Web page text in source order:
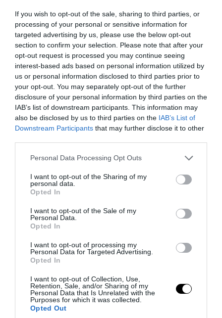
If you wish to opt-out of the sale, sharing to third parties, or
processing of your personal or sensitive information for
targeted advertising by us, please use the below opt-out
section to confirm your selection. Please note that after your
opt-out request is processed you may continue seeing
interest-based ads based on personal information utilized by
us or personal information disclosed to third parties prior to
your opt-out. You may separately opt-out of the further
disclosure of your personal information by third parties on the
IAB’s list of downstream participants. This information may
also be disclosed by us to third parties on the IAB’s List of
Downstream Participants that may further disclose it to other
Please note that this website/app uses one or more Google
not limited to your visit or usage behaviour. You may click to
grant or deny consent to Google and its third-party tags to
use your data for below specified purposes in below Google
consent section.
Personal Data Processing Opt Outs
I want to opt-out of the Sharing of my
personal data.
Opted In
I want to opt-out of the Sale of my
Personal Data.
Opted In
I want to opt-out of processing my
Personal Data for Targeted Advertising.
Opted In
I want to opt-out of Collection, Use,
Retention, Sale, and/or Sharing of my
Personal Data that Is Unrelated with the
Purposes for which it was collected.
Opted Out
του»
05.08.2026 | 17:02
PRONEWS.GR /ΔΙΕΘΝΕΣ ΠΟΔΟΣΦΑΙΡΟ
«Παράνοια» για τον Μοχάμεντ Σαλάχ στην
Τουρκία: Σε παροξυσμό οι φίλοι της
Τραμπζονσπόρ λόγω του «Φαραώ»
(βίντεο)
05.08.2026 | 16:29